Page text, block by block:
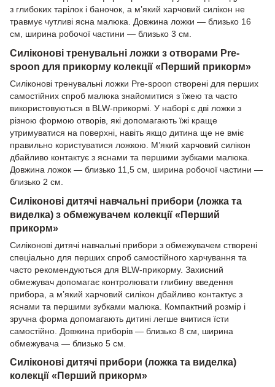
з глибоких тарілок і баночок, а м’який харчовий силікон не
травмує чутливі ясна малюка. Довжина ложки — близько 16
см, ширина робочої частини — близько 3 см.
Силіконові тренувальні ложки з отворами Pre-
spoon для прикорму колекції «Перший прикорм»
Силіконові тренувальні ложки Pre-spoon створені для перших
самостійних спроб малюка знайомитися з їжею та часто
використовуються в BLW-прикормі. У наборі є дві ложки з
різною формою отворів, які допомагають їжі краще
утримуватися на поверхні, навіть якщо дитина ще не вміє
правильно користуватися ложкою. М’який харчовий силікон
дбайливо контактує з яснами та першими зубками малюка.
Довжина ложок — близько 11,5 см, ширина робочої частини —
близько 2 см.
Силіконові дитячі навчальні прибори (ложка та
виделка) з обмежувачем колекції «Перший
прикорм»
Силіконові дитячі навчальні прибори з обмежувачем створені
спеціально для перших спроб самостійного харчування та
часто рекомендуються для BLW-прикорму. Захисний
обмежувач допомагає контролювати глибину введення
прибора, а м’який харчовий силікон дбайливо контактує з
яснами та першими зубками малюка. Компактний розмір і
зручна форма допомагають дитині легше вчитися їсти
самостійно. Довжина приборів — близько 8 см, ширина
обмежувача — близько 5 см.
Силіконові дитячі прибори (ложка та виделка)
колекції «Перший прикорм»